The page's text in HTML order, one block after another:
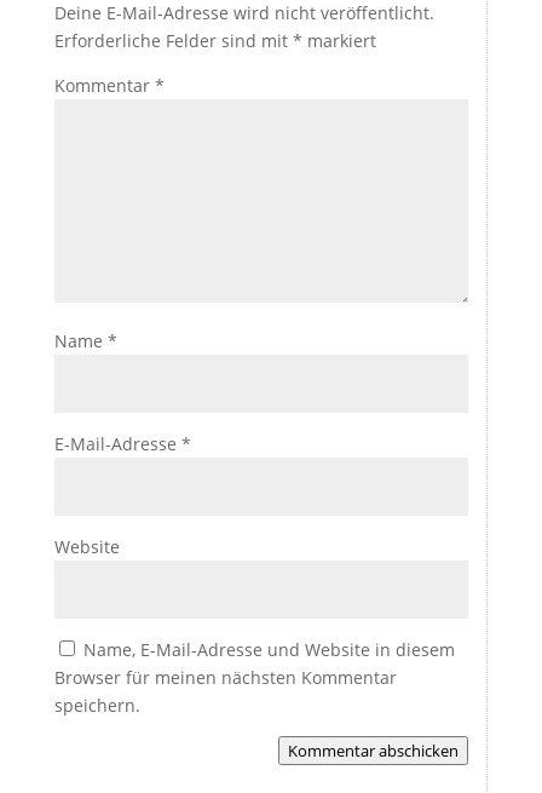
Deine E-Mail-Adresse wird nicht veröffentlicht.
Erforderliche Felder sind mit * markiert
Kommentar *
Name *
E-Mail-Adresse *
Website
Name, E-Mail-Adresse und Website in diesem
Browser für meinen nächsten Kommentar
speichern.
Kommentar abschicken